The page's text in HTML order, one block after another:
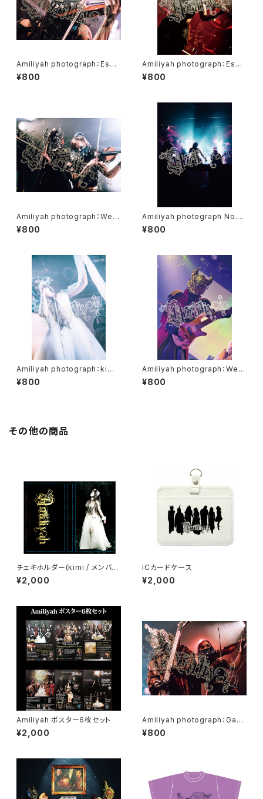
Amiliyah photograph：Eschi
ka No.11～20
¥800
Amiliyah photograph：Eschi
ka No.21～No.22
¥800
Amiliyah photograph：West
er & Eschika
¥800
Amiliyah photograph No.1
～No.2
¥800
Amiliyah photograph：kimi
No.11～20
¥800
Amiliyah photograph：West
er No.1～No.10
¥800
その他の商品
チェキホルダー(kimi / メンバー
集合)
¥2,000
ICカードケース
¥2,000
Amiliyah ポスター6枚セット
¥2,000
Amiliyah photograph：Gacc
i & Eschika No.1～No.7
¥800